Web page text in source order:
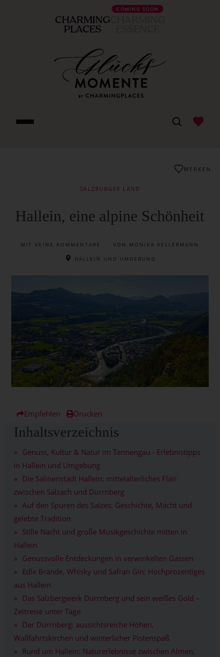
CHARMING
PLACES
COMING SOON
SALZBURGER LAND
Hallein, eine alpine Schönheit
MIT KEINE KOMMENTARE VON MONIKA KELLERMANN
HALLEIN UND UMGEBUNG
MERKEN
Empfehlen Drucken
Inhaltsverzeichnis
Genuss, Kultur & Natur im Tennengau - Erlebnistipps
in Hallein und Umgebung
Die Salinenstadt Hallein: mittelalterliches Flair
zwischen Salzach und Dürrnberg
Auf den Spuren des Salzes: Geschichte, Macht und
gelebte Tradition
Stille Nacht und große Musikgeschichte mitten in
Hallein
Genussvolle Entdeckungen in verwinkelten Gassen
Edle Brände, Whisky und Safran Gin: Hochprozentiges
aus Hallein
Das Salzbergwerk Dürrnberg und sein weißes Gold –
Zeitreise unter Tage
Der Dürrnberg: aussichtsreiche Höhen,
Wallfahrtskirchen und winterlicher Pistenspaß
Rund um Hallein: Naturerlebnisse zwischen Almen,